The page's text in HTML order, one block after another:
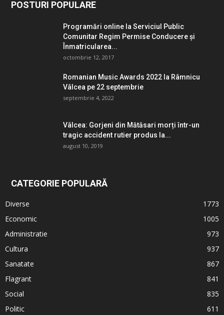
POSTURI POPULARE
Programări online la Serviciul Public
Comunitar Regim Permise Conducere şi
Înmatricularea...
octombrie 12, 2017
Romanian Music Awards 2022 la Râmnicu
Vâlcea pe 22 septembrie
septembrie 4, 2022
Vâlcea: Gorjeni din Mătăsari morți într-un
tragic accident rutier produs la...
august 10, 2019
CATEGORIE POPULARĂ
Diverse
1773
Economic
1005
Administratie
973
Cultura
937
Sanatate
867
Flagrant
841
Social
835
Politic
611